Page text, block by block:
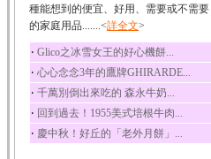
荔枝性質溫和所含的營
養素有醣類、檸檬酸...
五味子
五味子性質溫熱所含營
養成分有揮發油、檸...
草魚
草魚含有維生素A、維生
素C、及豐富的蛋白...
種能想到的便宜、好用、需要或不需要
的家庭用品.......<詳全文>
‧ Glico之冰雪女王的好心機餅...
‧ 心心念念3年的鷹牌GHIRARDE...
‧ 千萬別倒出來吃的 森永牛奶...
‧ 回到過去！1955美式培根牛肉...
‧ 慶中秋！好丘的「老外月餅」...